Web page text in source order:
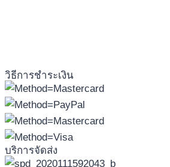
วิธีการชำระเงิน
บริการจัดส่ง